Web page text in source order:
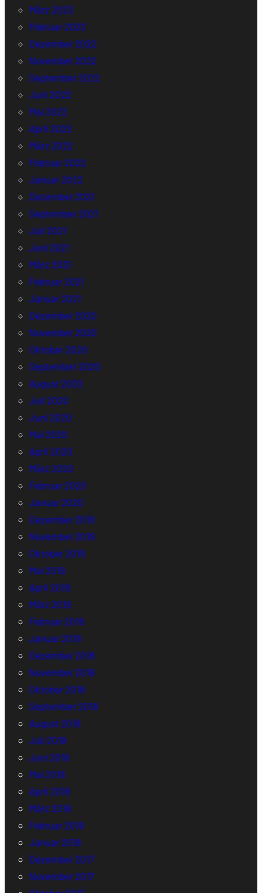
März 2023
Februar 2023
Dezember 2022
November 2022
September 2022
Juni 2022
Mai 2022
April 2022
März 2022
Februar 2022
Januar 2022
Dezember 2021
September 2021
Juli 2021
Juni 2021
März 2021
Februar 2021
Januar 2021
Dezember 2020
November 2020
Oktober 2020
September 2020
August 2020
Juli 2020
Juni 2020
Mai 2020
April 2020
März 2020
Februar 2020
Januar 2020
Dezember 2019
November 2019
Oktober 2019
Mai 2019
April 2019
März 2019
Februar 2019
Januar 2019
Dezember 2018
November 2018
Oktober 2018
September 2018
August 2018
Juli 2018
Juni 2018
Mai 2018
April 2018
März 2018
Februar 2018
Januar 2018
Dezember 2017
November 2017